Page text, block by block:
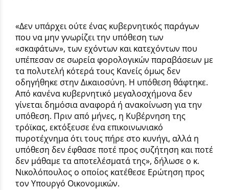
«Δεν υπάρχει ούτε ένας κυβερνητικός παράγων
που να μην γνωρίζει την υπόθεση των
«σκαφάτων», των εχόντων και κατεχόντων που
υπέπεσαν σε σωρεία φορολογικών παραβάσεων με
τα πολυτελή κότερά τους Κανείς όμως δεν
οδηγήθηκε στην Δικαιοσύνη. Η υπόθεση θάφτηκε.
Από κανένα κυβερνητικό μεγαλοσχήμονα δεν
γίνεται δημόσια αναφορά ή ανακοίνωση για την
υπόθεση. Πριν από μήνες, η Κυβέρνηση της
τρόϊκας, εκτόξευσε ένα επικοινωνιακό
πυροτέχνημα ότι τους πήρε στο κυνήγι, αλλά η
υπόθεση δεν έφθασε ποτέ προς συζήτηση και ποτέ
δεν μάθαμε τα αποτελέσματά της», δήλωσε ο κ.
Νικολόπουλος ο οποίος κατέθεσε Ερώτηση προς
τον Υπουργό Οικονομικών.